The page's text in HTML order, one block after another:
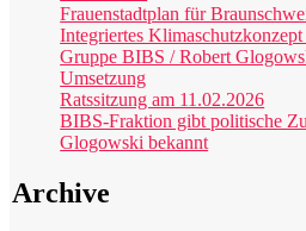
Frauenstadtplan für
Integriertes
Gruppe BIBS / Robert
Umsetzung
Ratssitzung am 11.02.2026
BIBS-Fraktion gibt politische
Glogowski bekannt
Archive